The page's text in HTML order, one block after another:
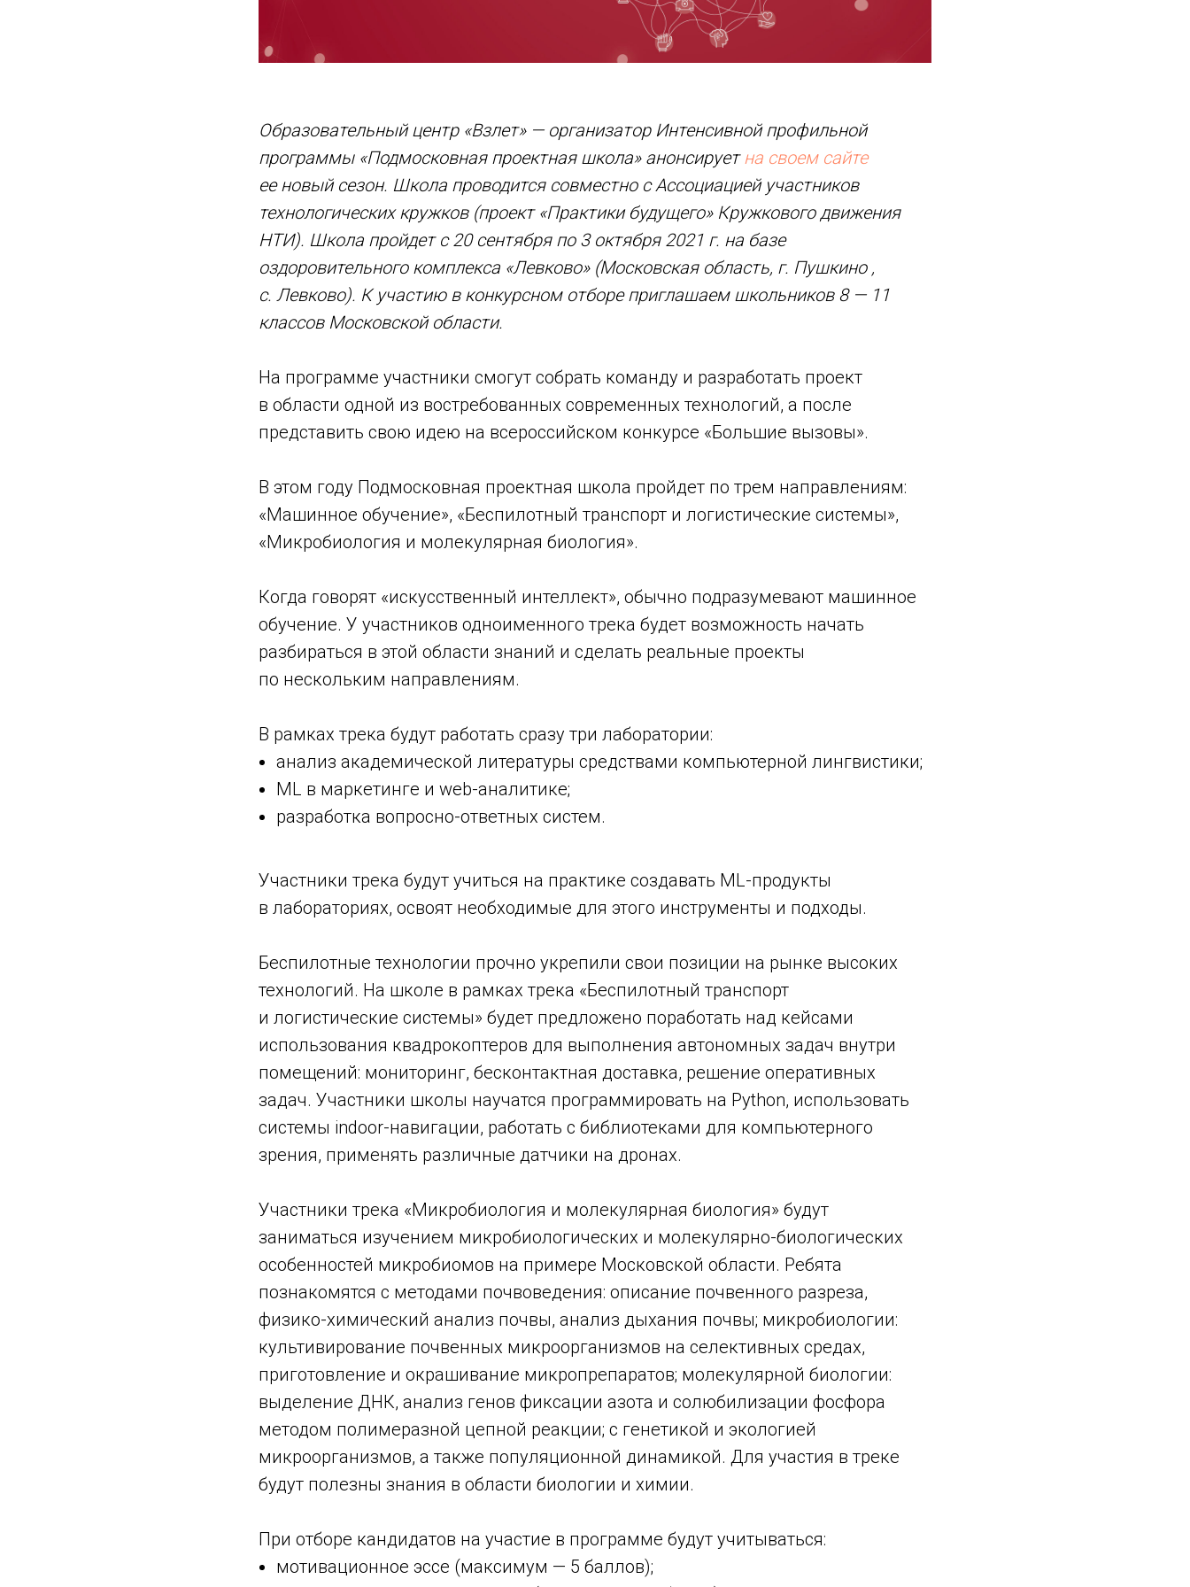
Образовательный центр «Взлет» — организатор Интенсивной профильной
программы «Подмосковная проектная школа» анонсирует на своем сайте
ее новый сезон. Школа проводится совместно с Ассоциацией участников
технологических кружков (проект «Практики будущего» Кружкового движения
НТИ). Школа пройдет с 20 сентября по 3 октября 2021 г. на базе
оздоровительного комплекса «Левково» (Московская область, г. Пушкино ,
с. Левково). К участию в конкурсном отборе приглашаем школьников 8 — 11
классов Московской области.
На программе участники смогут собрать команду и разработать проект
в области одной из востребованных современных технологий, а после
представить свою идею на всероссийском конкурсе «Большие вызовы».
В этом году Подмосковная проектная школа пройдет по трем направлениям:
«Машинное обучение», «Беспилотный транспорт и логистические системы»,
«Микробиология и молекулярная биология».
Когда говорят «искусственный интеллект», обычно подразумевают машинное
обучение. У участников одноименного трека будет возможность начать
разбираться в этой области знаний и сделать реальные проекты
по нескольким направлениям.
В рамках трека будут работать сразу три лаборатории:
анализ академической литературы средствами компьютерной лингвистики;
ML в маркетинге и web-аналитике;
разработка вопросно-ответных систем.
Участники трека будут учиться на практике создавать ML-продукты
в лабораториях, освоят необходимые для этого инструменты и подходы.
Беспилотные технологии прочно укрепили свои позиции на рынке высоких
технологий. На школе в рамках трека «Беспилотный транспорт
и логистические системы» будет предложено поработать над кейсами
использования квадрокоптеров для выполнения автономных задач внутри
помещений: мониторинг, бесконтактная доставка, решение оперативных
задач. Участники школы научатся программировать на Python, использовать
системы indoor-навигации, работать с библиотеками для компьютерного
зрения, применять различные датчики на дронах.
Участники трека «Микробиология и молекулярная биология» будут
заниматься изучением микробиологических и молекулярно-биологических
особенностей микробиомов на примере Московской области. Ребята
познакомятся с методами почвоведения: описание почвенного разреза,
физико-химический анализ почвы, анализ дыхания почвы; микробиологии:
культивирование почвенных микроорганизмов на селективных средах,
приготовление и окрашивание микропрепаратов; молекулярной биологии:
выделение ДНК, анализ генов фиксации азота и солюбилизации фосфора
методом полимеразной цепной реакции; с генетикой и экологией
микроорганизмов, а также популяционной динамикой. Для участия в треке
будут полезны знания в области биологии и химии.
При отборе кандидатов на участие в программе будут учитываться:
мотивационное эссе (максимум — 5 баллов);